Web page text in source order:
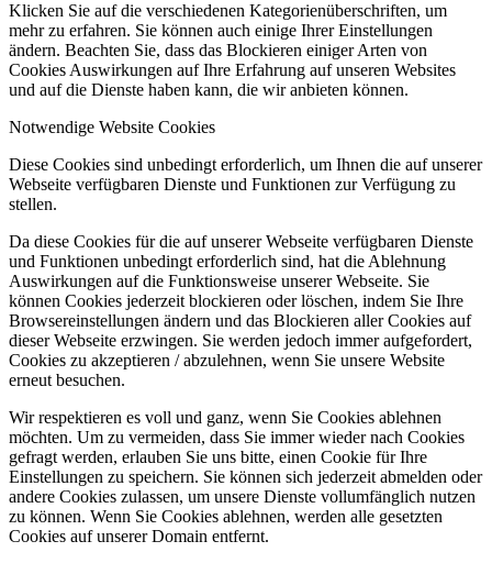
Klicken Sie auf die verschiedenen Kategorienüberschriften, um
mehr zu erfahren. Sie können auch einige Ihrer Einstellungen
ändern. Beachten Sie, dass das Blockieren einiger Arten von
Cookies Auswirkungen auf Ihre Erfahrung auf unseren Websites
und auf die Dienste haben kann, die wir anbieten können.
Notwendige Website Cookies
Diese Cookies sind unbedingt erforderlich, um Ihnen die auf unserer
Webseite verfügbaren Dienste und Funktionen zur Verfügung zu
stellen.
Da diese Cookies für die auf unserer Webseite verfügbaren Dienste
und Funktionen unbedingt erforderlich sind, hat die Ablehnung
Auswirkungen auf die Funktionsweise unserer Webseite. Sie
können Cookies jederzeit blockieren oder löschen, indem Sie Ihre
Browsereinstellungen ändern und das Blockieren aller Cookies auf
dieser Webseite erzwingen. Sie werden jedoch immer aufgefordert,
Cookies zu akzeptieren / abzulehnen, wenn Sie unsere Website
erneut besuchen.
Wir respektieren es voll und ganz, wenn Sie Cookies ablehnen
möchten. Um zu vermeiden, dass Sie immer wieder nach Cookies
gefragt werden, erlauben Sie uns bitte, einen Cookie für Ihre
Einstellungen zu speichern. Sie können sich jederzeit abmelden oder
andere Cookies zulassen, um unsere Dienste vollumfänglich nutzen
zu können. Wenn Sie Cookies ablehnen, werden alle gesetzten
Cookies auf unserer Domain entfernt.